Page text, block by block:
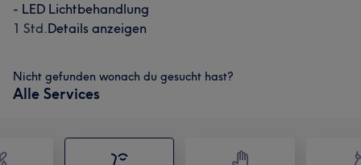
- LED Lichtbehandlung
1 Std.Details anzeigen
Nicht gefunden wonach du gesucht hast?
Alle Services